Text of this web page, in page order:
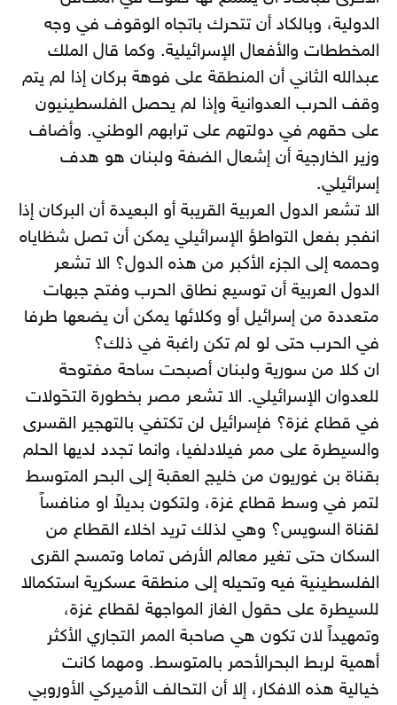
الدولية، وبالكاد أن تتحرك باتجاه الوقوف في وجه
المخططات والأفعال الإسرائيلية. وكما قال الملك
عبدالله الثاني أن المنطقة على فوهة بركان إذا لم يتم
وقف الحرب العدوانية وإذا لم يحصل الفلسطينيون
على حقهم في دولتهم على ترابهم الوطني. وأضاف
وزير الخارجية أن إشعال الضفة ولبنان هو هدف
إسرائيلي.
الا تشعر الدول العربية القريبة أو البعيدة أن البركان إذا
انفجر بفعل التواطؤ الإسرائيلي يمكن أن تصل شظاياه
وحممه إلى الجزء الأكبر من هذه الدول؟ الا تشعر
الدول العربية أن توسيع نطاق الحرب وفتح جبهات
متعددة من إسرائيل أو وكلائها يمكن أن يضعها طرفا
في الحرب حتى لو لم تكن راغبة في ذلك؟
ان كلا من سورية ولبنان أصبحت ساحة مفتوحة
للعدوان الإسرائيلي. الا تشعر مصر بخطورة التحّولات
في قطاع غزة؟ فإسرائيل لن تكتفي بالتهجير القسرى
والسيطرة على ممر فيلادلفيا، وانما تجدد لديها الحلم
بقناة بن غوريون من خليج العقبة إلى البحر المتوسط
لتمر في وسط قطاع غزة، ولتكون بديلاً او منافساً
لقناة السويس؟ وهي لذلك تريد اخلاء القطاع من
السكان حتى تغير معالم الأرض تماما وتمسح القرى
الفلسطينية فيه وتحيله إلى منطقة عسكرية استكمالا
للسيطرة على حقول الغاز المواجهة لقطاع غزة،
وتمهيداً لان تكون هي صاحبة الممر التجاري الأكثر
أهمية لربط البحرالأحمر بالمتوسط. ومهما كانت
خيالية هذه الافكار، إلا أن التحالف الأميركي الأوروبي